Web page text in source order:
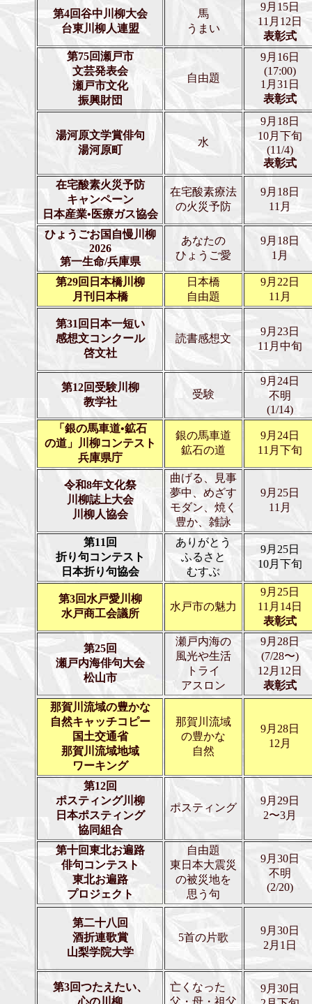
第4回谷中川柳大会
台東川柳人連盟
馬
うまい
9月15日
11月12日
表彰式
第75回瀬戸市
文芸発表会
瀬戸市文化
振興財団
自由題
9月16日
(17:00)
1月31日
表彰式
湯河原文学賞俳句
湯河原町
水
9月18日
10月下旬
(11/4)
表彰式
在宅酸素火災予防
キャンペーン
日本産業•医療ガス協会
在宅酸素療法
の火災予防
9月18日
11月
ひょうごお国自慢川柳
2026
第一生命/兵庫県
あなたの
ひょうご愛
9月18日
1月
第29回日本橋川柳
月刊日本橋
日本橋
自由題
9月22日
11月
第31回日本一短い
感想文コンクール
啓文社
読書感想文
9月23日
11月中旬
第12回受験川柳
教学社
受験
9月24日
不明
(1/14)
「銀の馬車道•鉱石
の道」川柳コンテスト
兵庫県庁
銀の馬車道
鉱石の道
9月24日
11月下旬
令和8年文化祭
川柳誌上大会
川柳人協会
曲げる、見事
夢中、めざす
モダン、焼く
豊か、雑詠
9月25日
11月
第11回
折り句コンテスト
日本折り句協会
ありがとう
ふるさと
むすぶ
9月25日
10月下旬
第3回水戸愛川柳
水戸商工会議所
水戸市の魅力
9月25日
11月14日
表彰式
第25回
瀬戸内海俳句大会
松山市
瀬戸内海の
風光や生活
トライ
アスロン
9月28日
(7/28〜)
12月12日
表彰式
那賀川流域の豊かな
自然キャッチコピー
国土交通省
那賀川流域地域
ワーキング
那賀川流域
の豊かな
自然
9月28日
12月
第12回
ポスティング川柳
日本ポスティング
協同組合
ポスティング
9月29日
2〜3月
第十回東北お遍路
俳句コンテスト
東北お遍路
プロジェクト
自由題
東日本大震災
の被災地を
思う句
9月30日
不明
(2/20)
第二十八回
酒折連歌賞
山梨学院大学
5首の片歌
9月30日
2月1日
第3回つたえたい、
心の川柳
亡くなった
父・母・祖父
9月30日